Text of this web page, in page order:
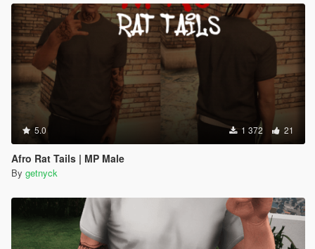
5.0 1 372 21
Afro Rat Tails | MP Male
By getnyck